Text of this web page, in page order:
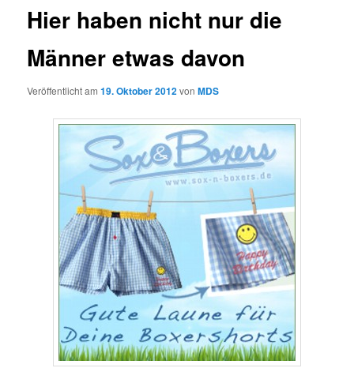
Hier haben nicht nur die
Männer etwas davon
Veröffentlicht am19. Oktober 2012vonMDS